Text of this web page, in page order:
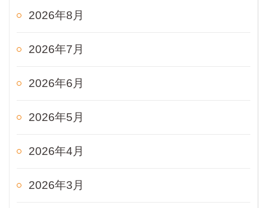
2026年8月
2026年7月
2026年6月
2026年5月
2026年4月
2026年3月